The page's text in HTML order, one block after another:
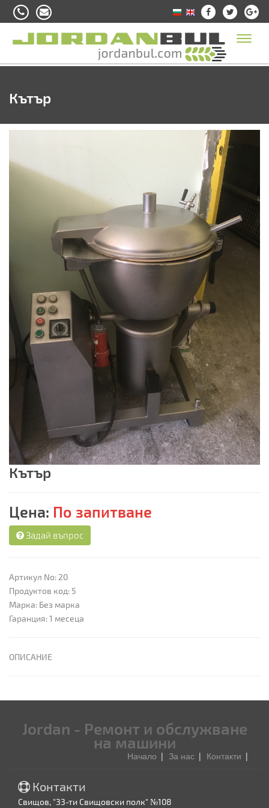
Toggle
Кътър
Кътър
Цена: По запитване
Задай въпрос
Артикул No: 20
Продуктов код: 5
Марка: Без марка
Гаранция: 1 месеца
ОПИСАНИЕ
Jordan - Ремонт и обслужване
на машини
Начало За нас Контакти
Контакти
Свищов, "33-ти Свищовски полк" №108